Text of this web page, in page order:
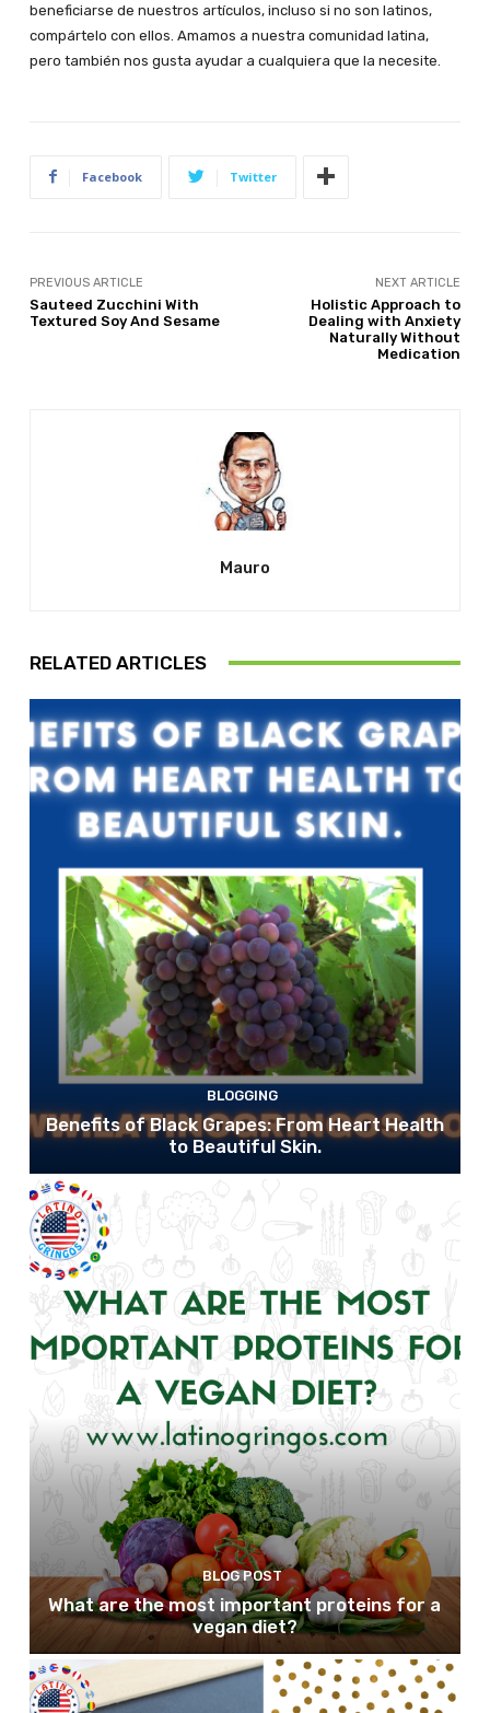
beneficiarse de nuestros artículos, incluso si no son latinos,
compártelo con ellos. Amamos a nuestra comunidad latina,
pero también nos gusta ayudar a cualquiera que la necesite.
Facebook Twitter
PREVIOUS ARTICLE
Sauteed Zucchini With
Textured Soy And Sesame
NEXT ARTICLE
Holistic Approach to
Dealing with Anxiety
Naturally Without
Medication
Mauro
RELATED ARTICLES
BLOGGING
Benefits of Black Grapes: From Heart Health
to Beautiful Skin.
BLOG POST
What are the most important proteins for a
vegan diet?